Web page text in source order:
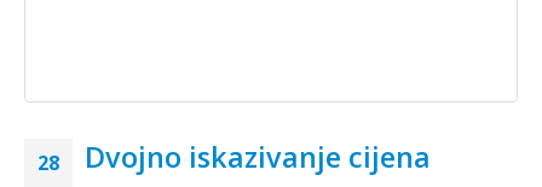
28 Dvojno iskazivanje cijena